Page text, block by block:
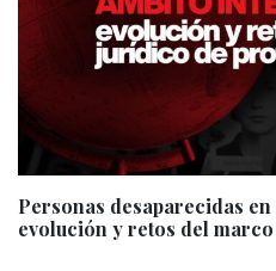
Personas desaparecidas
evolución y retos del